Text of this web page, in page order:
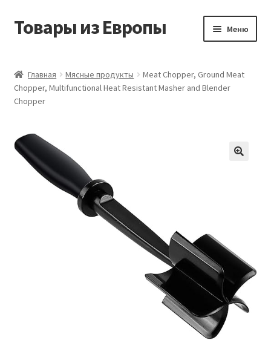
Перейти
Перейти
Товары из Европы Меню
Виды доставки
Контакты
Корзина
Главная Мясные продукты
Meat Chopper, Ground Meat
Chopper, Multifunctional Heat Resistant Masher and Blender
Chopper